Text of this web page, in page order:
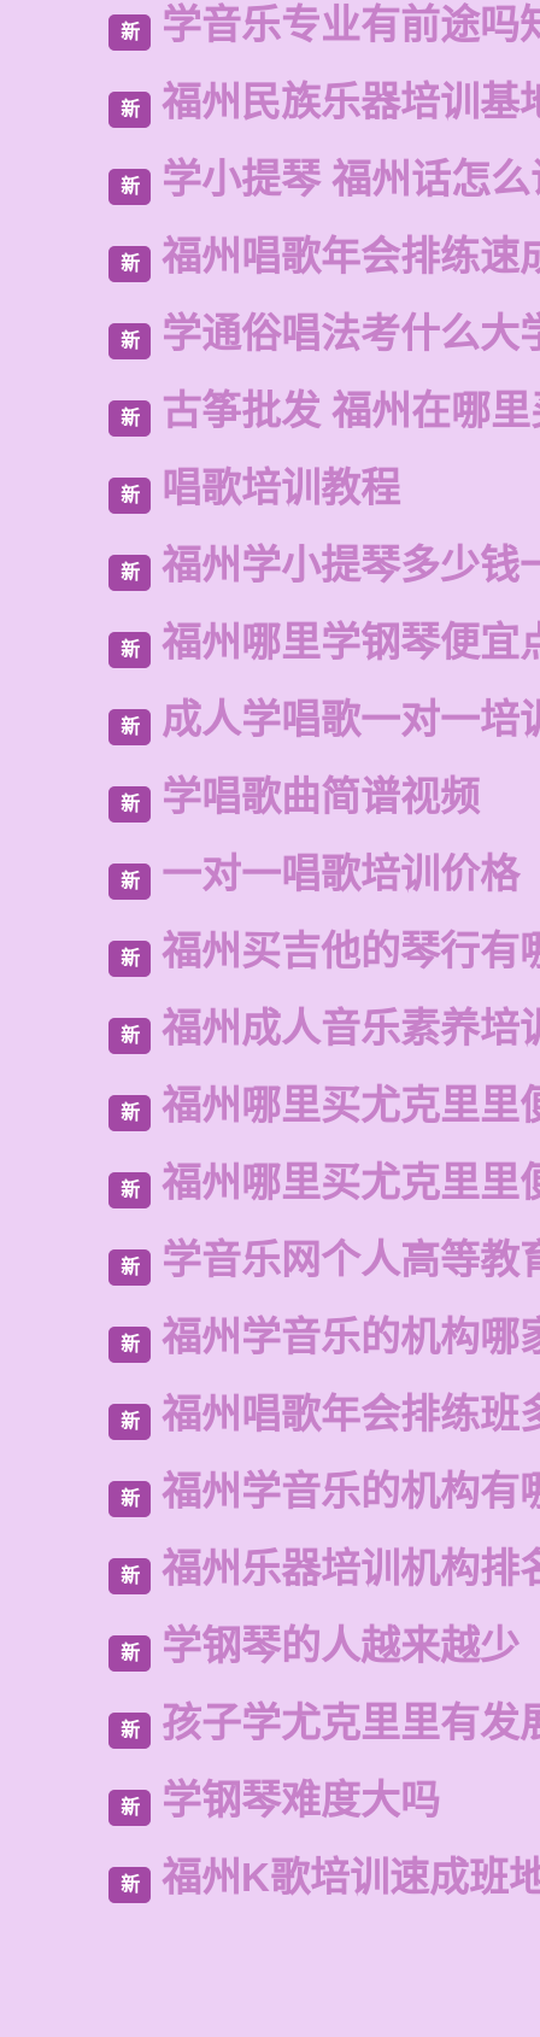
新 学音乐专业有前途吗
新 福州民族乐器培训基
新 学小提琴 福州话怎
新 福州唱歌年会排练速
新 学通俗唱法考什么大
新 古筝批发 福州在哪
新 唱歌培训教程
新 福州学小提琴多少钱
新 福州哪里学钢琴便宜
新 成人学唱歌一对一培
新 学唱歌曲简谱视频
新 一对一唱歌培训价格
新 福州买吉他的琴行有
新 福州成人音乐素养培
新 福州哪里买尤克里里
新 福州哪里买尤克里里
新 学音乐网个人高等教
新 福州学音乐的机构哪
新 福州唱歌年会排练班
新 福州学音乐的机构有
新 福州乐器培训机构排
新 学钢琴的人越来越少
新 孩子学尤克里里有发
新 学钢琴难度大吗
新 福州K歌培训速成班